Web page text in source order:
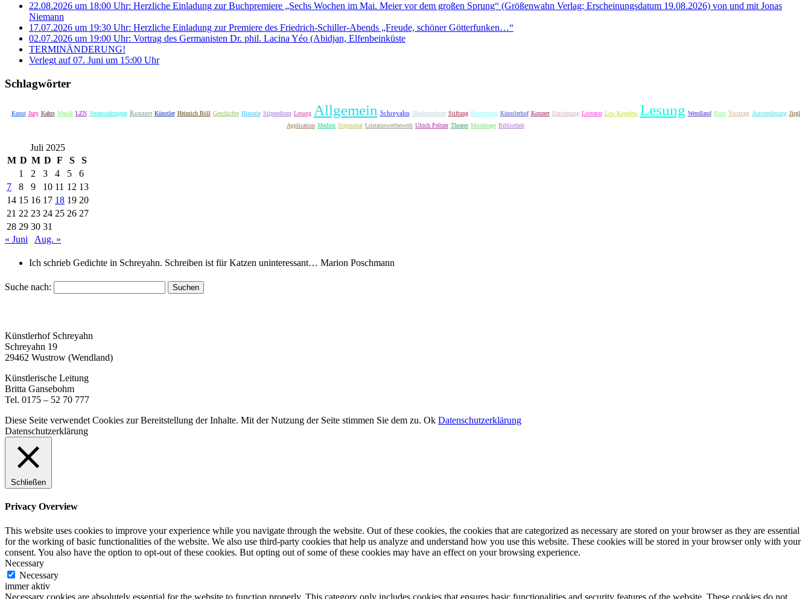
22.08.2026 um 18:00 Uhr: Herzliche Einladung zur Buchpremiere „Sechs Wochen im Mai. Meier vor dem großen Sprung“ (Größenwahn Verlag; Erscheinungsdatum 19.08.2026) von und mit Jonas
Niemann
17.07.2026 um 19:30 Uhr: Herzliche Einladung zur Premiere des Friedrich-Schiller-Abends „Freude, schöner Götterfunken…“
02.07.2026 um 19:00 Uhr: Vortrag des Germanisten Dr. phil. Lacina Yéo (Abidjan, Elfenbeinküste
TERMINÄNDERUNG!
Verlegt auf 07. Juni um 15:00 Uhr
Schlagwörter
Kunst Jury Kahrs Musik LZN Veranstaltungen Konzert Künstler Heinrich Böll Geschichte Historie Stipendium Lesung Allgemein Schreyahn Niedersachsen Stiftung Bewerbung Künstlerhof Konzert Entstehung Literatur Lew Kopelew Lesung Wendland Born Vortrag Autorenlesung Jirgl
Application Medien Stipendiat Literaturwettbewerb Ulrich Peltzer Theater Musiktage Bibliothek
Juli 2025
M D M D F S
S
1
2 3 4 5
6
7
8 9 10 11 12 13
14 15 16 17 18 19 20
21 22 23 24 25 26 27
28 29 30 31
« Juni
Aug. »
Ich schrieb Gedichte in Schreyahn. Schreiben ist für Katzen uninteressant… Marion Poschmann
Suche nach:
Künstlerhof Schreyahn
Schreyahn 19
29462 Wustrow (Wendland)
Künstlerische Leitung
Britta Gansebohm
Tel. 0175 – 52 70 777
Diese Seite verwendet Cookies zur Bereitstellung der Inhalte. Mit der Nutzung der Seite stimmen Sie dem zu. Ok Datenschutzerklärung
Datenschutzerklärung
Schließen
Privacy Overview
This website uses cookies to improve your experience while you navigate through the website. Out of these cookies, the cookies that are categorized as necessary are stored on your browser as they are essential
for the working of basic functionalities of the website. We also use third-party cookies that help us analyze and understand how you use this website. These cookies will be stored in your browser only with your
consent. You also have the option to opt-out of these cookies. But opting out of some of these cookies may have an effect on your browsing experience.
Necessary
Necessary
immer aktiv
Necessary cookies are absolutely essential for the website to function properly. This category only includes cookies that ensures basic functionalities and security features of the website. These cookies do not